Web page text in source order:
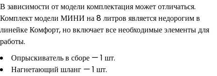
В зависимости от модели комплектация может отличаться.
Комплект модели МИНИ на 8 литров является недорогим в
линейке Комфорт, но включает все необходимые элементы для
работы.
Опрыскиватель в сборе — 1 шт.
Нагнетающий шланг — 1 шт.